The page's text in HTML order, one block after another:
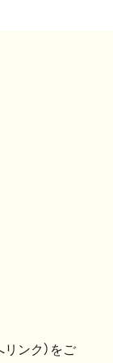
リンク）をご